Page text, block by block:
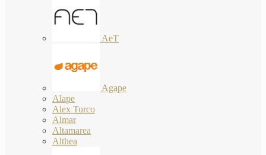
AeT
Agape
Alape
Alex Turco
Almar
Altamarea
Althea